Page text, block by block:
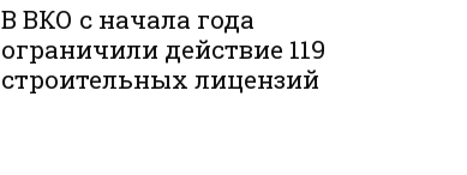
В ВКО с начала года
ограничили действие 119
строительных лицензий